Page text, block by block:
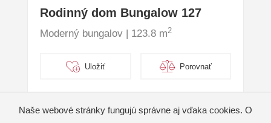
Rodinný dom Bungalow 127
Moderný bungalov | 123.8 m2
Uložiť Porovnať
Naše webové stránky fungujú správne aj vďaka cookies. O